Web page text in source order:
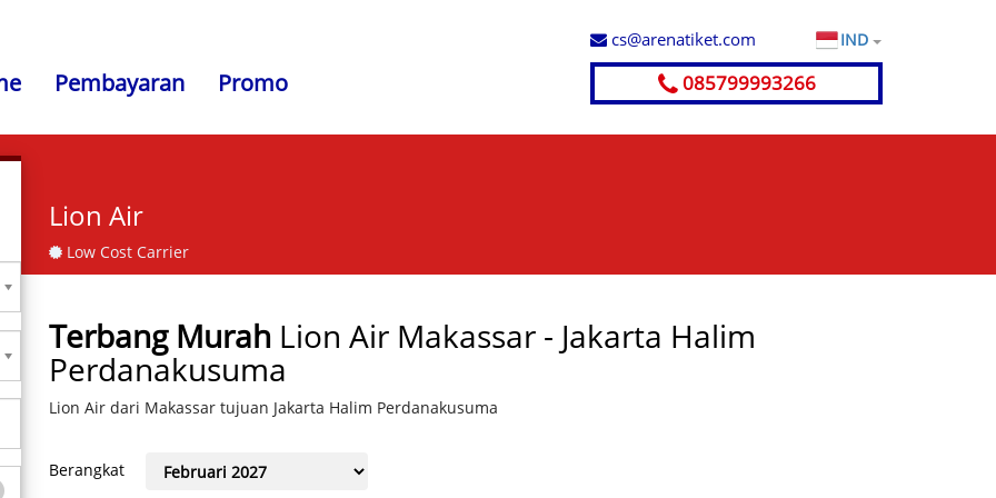
Pembayaran Promo
cs@arenatiket.com IND
085799993266
Lion Air
Low Cost Carrier
Terbang Murah Lion Air Makassar - Jakarta Halim
Perdanakusuma
Lion Air dari Makassar tujuan Jakarta Halim Perdanakusuma
Berangkat